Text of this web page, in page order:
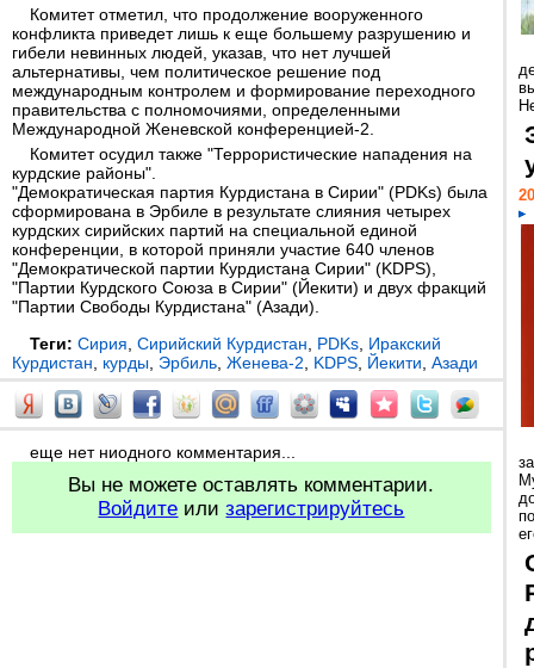
Комитет отметил, что продолжение вооруженного
конфликта приведет лишь к еще большему разрушению и
гибели невинных людей, указав, что нет лучшей
альтернативы, чем политическое решение под
международным контролем и формирование переходного
правительства с полномочиями, определенными
Международной Женевской конференцией-2.
Комитет осудил также "Террористические нападения на
курдские районы".
"Демократическая партия Курдистана в Сирии" (PDKs) была
сформирована в Эрбиле в результате слияния четырех
курдских сирийских партий на специальной единой
конференции, в которой приняли участие 640 членов
"Демократической партии Курдистана Сирии" (KDPS),
"Партии Курдского Союза в Сирии" (Йекити) и двух фракций
"Партии Свободы Курдистана" (Азади).
Теги: Сирия Сирийский Курдистан PDKs Иракский
Курдистан
курды Эрбиль Женева-2 KDPS Йекити Азади
еще нет ниодного комментария...
Вы не можете оставлять комментарии.
Войдите илизарегистрируйтесь